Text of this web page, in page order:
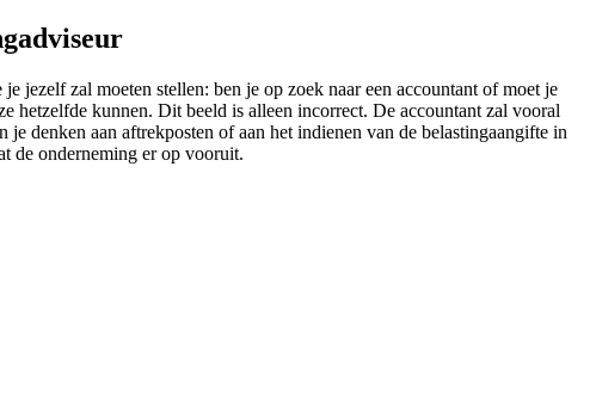
jezelf zal moeten stellen: ben je op zoek naar een accountant of moet je
hetzelfde kunnen. Dit beeld is alleen incorrect. De accountant zal vooral
denken aan aftrekposten of aan het indienen van de belastingaangifte in
de onderneming er op vooruit.